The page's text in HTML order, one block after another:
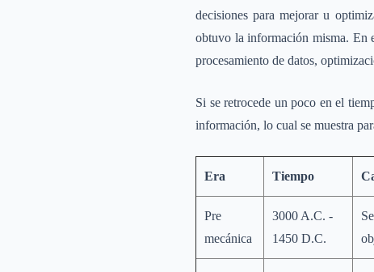
decisiones para mejorar u
obtuvo la información misma. En
procesamiento de datos,
Si se retrocede un poco en el
información, lo cual se muestra
Era Tiempo
Pre
mecánica
3000 A.C. -
1450 D.C.